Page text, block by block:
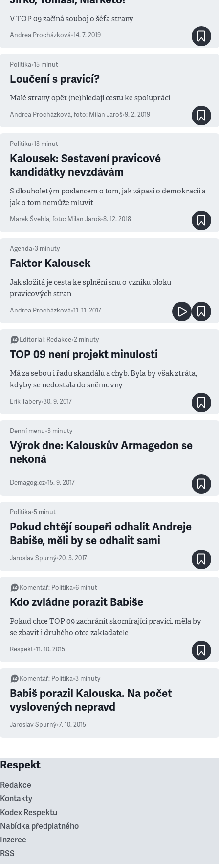
V TOP 09 začíná souboj o šéfa strany
Andrea Procházková•14. 7. 2019
Politika•15 minut
Loučení s pravicí?
Malé strany opět (ne)hledají cestu ke spolupráci
Andrea Procházková, foto: Milan Jaroš•9. 2. 2019
Politika•13 minut
Kalousek: Sestavení pravicové
kandidátky nevzdávám
S dlouholetým poslancem o tom, jak zápasí o demokracii a
jak o tom nemůže mluvit
Marek Švehla, foto: Milan Jaroš•8. 12. 2018
Agenda•3 minuty
Faktor Kalousek
Jak složitá je cesta ke splnění snu o vzniku bloku
pravicových stran
Andrea Procházková•11. 11. 2017
Editorial: Redakce•2 minuty
TOP 09 není projekt minulosti
Má za sebou i řadu skandálů a chyb. Byla by však ztráta,
kdyby se nedostala do sněmovny
Erik Tabery•30. 9. 2017
Denní menu•3 minuty
Výrok dne: Kalouskův Armagedon se
nekoná
Demagog.cz•15. 9. 2017
Politika•5 minut
Pokud chtějí soupeři odhalit Andreje
Babiše, měli by se odhalit sami
Jaroslav Spurný•20. 3. 2017
Komentář: Politika•6 minut
Kdo zvládne porazit Babiše
Pokud chce TOP 09 zachránit skomírající pravici, měla by
se zbavit i druhého otce zakladatele
Respekt•11. 10. 2015
Komentář: Politika•3 minuty
Babiš porazil Kalouska. Na počet
vyslovených nepravd
Jaroslav Spurný•7. 10. 2015
Respekt
Redakce
Kontakty
Kodex Respektu
Nabídka předplatného
Inzerce
RSS